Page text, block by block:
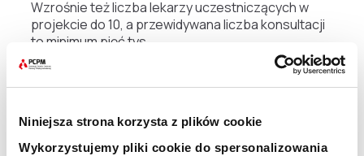
Niniejsza strona korzysta z plików cookie
Wykorzystujemy pliki cookie do spersonalizowania
Wzrośnie też liczba lekarzy uczestniczących w
projekcie do 10, a przewidywana liczba konsultacji
to minimum pięć tys.
Udostępnij: